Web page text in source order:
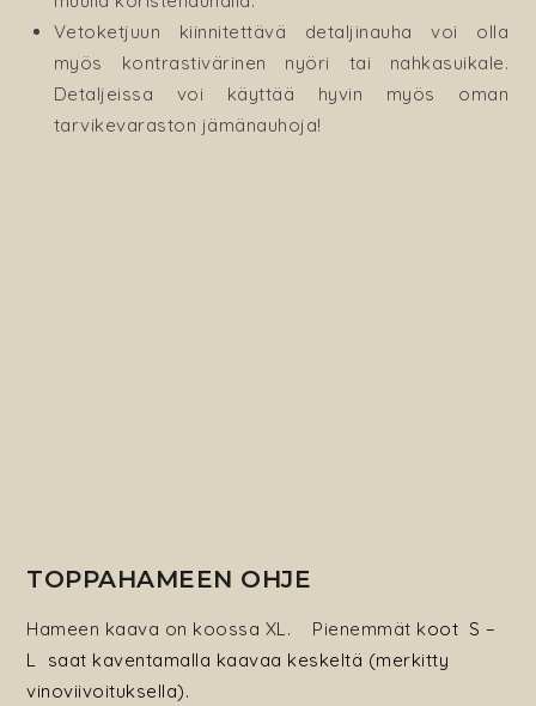
Vetoketjuun kiinnitettävä detaljinauha voi olla
myös kontrastivärinen nyöri tai nahkasuikale.
Detaljeissa voi käyttää hyvin myös oman
tarvikevaraston jämänauhoja!
TOPPAHAMEEN OHJE
Hameen kaava on koossa XL. Pienemmät koot S –
L saat kaventamalla kaavaa keskeltä (merkitty
vinoviivoituksella).